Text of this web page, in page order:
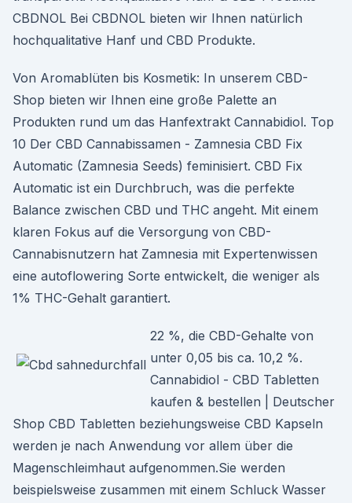
CBDNOL Bei CBDNOL bieten wir Ihnen natürlich
hochqualitative Hanf und CBD Produkte.
Von Aromablüten bis Kosmetik: In unserem CBD-
Shop bieten wir Ihnen eine große Palette an
Produkten rund um das Hanfextrakt Cannabidiol. Top
10 Der CBD Cannabissamen - Zamnesia CBD Fix
Automatic (Zamnesia Seeds) feminisiert. CBD Fix
Automatic ist ein Durchbruch, was die perfekte
Balance zwischen CBD und THC angeht. Mit einem
klaren Fokus auf die Versorgung von CBD-
Cannabisnutzern hat Zamnesia mit Expertenwissen
eine autoflowering Sorte entwickelt, die weniger als
1% THC-Gehalt garantiert.
22 %, die CBD-Gehalte von
unter 0,05 bis ca. 10,2 %.
Cannabidiol - CBD Tabletten
kaufen & bestellen | Deutscher
Shop CBD Tabletten beziehungsweise CBD Kapseln
werden je nach Anwendung vor allem über die
Magenschleimhaut aufgenommen.Sie werden
beispielsweise zusammen mit einem Schluck Wasser